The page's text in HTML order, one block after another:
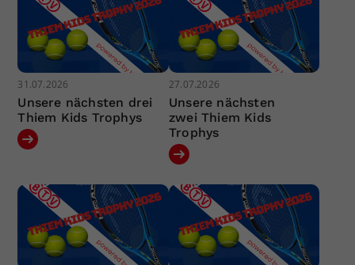
31.07.2026
Unsere nächsten drei
Thiem Kids Trophys
27.07.2026
Unsere nächsten
zwei Thiem Kids
Trophys